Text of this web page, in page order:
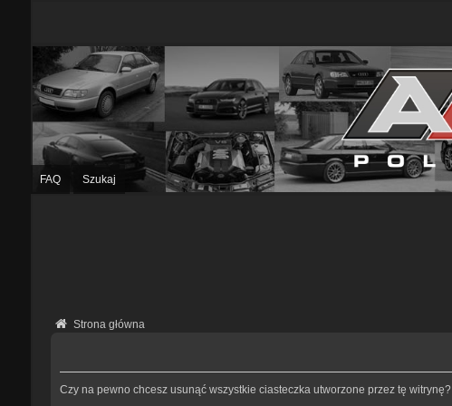
FAQ Szukaj
Strona główna
Czy na pewno chcesz usunąć wszystkie ciasteczka utworzone przez tę witrynę?